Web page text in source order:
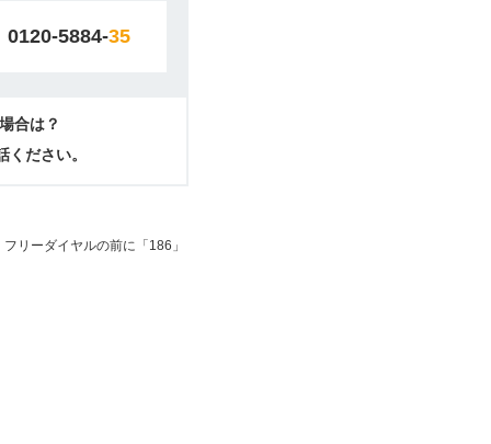
0120-5884-35
合は？
ください。
リーダイヤルの前に「186」